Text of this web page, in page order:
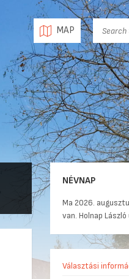
MAP
NÉVNAP
Ma 2026.
van. Holnap
Választási